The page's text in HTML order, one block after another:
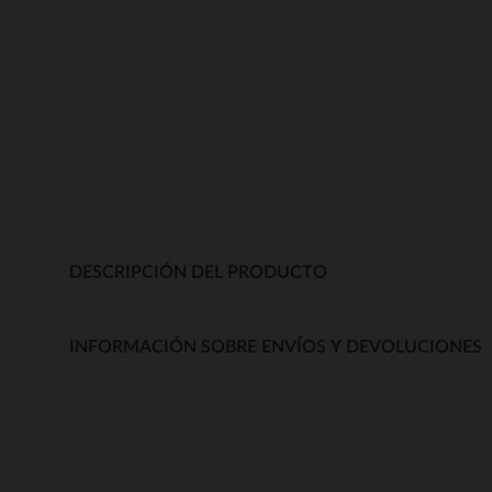
DESCRIPCIÓN DEL PRODUCTO
INFORMACIÓN SOBRE ENVÍOS Y DEVOLUCIONES